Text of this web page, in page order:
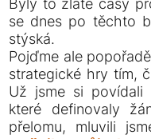
se dnes po těchto
stýská.
Pojďme ale
strategické hry tím,
Už jsme si povídali
které definovaly
přelomu, mluvili